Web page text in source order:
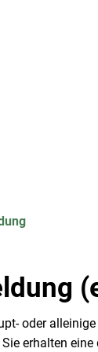
oder
erhalten